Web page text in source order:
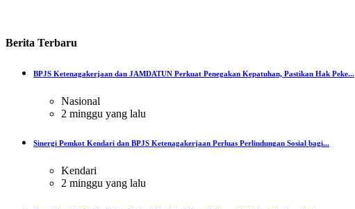
Berita Terbaru
BPJS Ketenagakerjaan dan JAMDATUN Perkuat Penegakan Kepatuhan, Pastikan Hak Peke...
Nasional
2 minggu yang lalu
Sinergi Pemkot Kendari dan BPJS Ketenagakerjaan Perluas Perlindungan Sosial bagi...
Kendari
2 minggu yang lalu